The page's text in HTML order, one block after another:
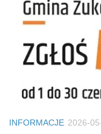
INFORMACJE 2026-